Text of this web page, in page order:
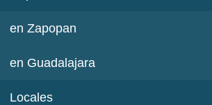
en Zapopan
en Guadalajara
Locales